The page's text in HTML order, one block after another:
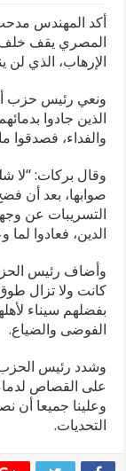
أكد المهندس
المصري يقف خلف
الإرهاب، الذي
ونعي رئيس حزب
الذين جادوا
والفداء، فصدقوا
وقال بركات: “لا
التسريبات عن
الدين، فعادوا لما
وأضاف رئيس
كانت ولا تزال
بفضلهم سيناء
الفوضى والضياع.
وشدد رئيس الحزب
على القصاص لدماء
وعلينا جميعا أن
التحديات.